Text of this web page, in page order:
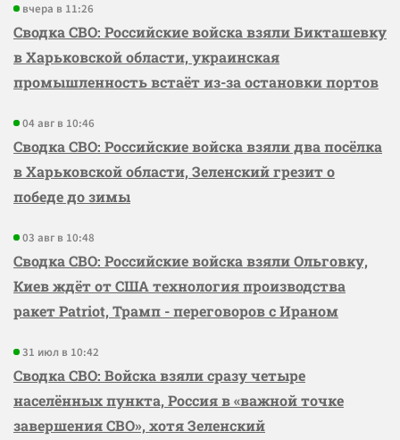
вчера в 11:26
Сводка СВО: Российские войска взяли Бикташевку
в Харьковской области, украинская
промышленность встаёт из-за остановки портов
04 авг в 10:46
Сводка СВО: Российские войска взяли два посёлка
в Харьковской области, Зеленский грезит о
победе до зимы
03 авг в 10:48
Сводка СВО: Российские войска взяли Ольговку,
Киев ждёт от США технология производства
ракет Patriot, Трамп - переговоров с Ираном
31 июл в 10:42
Сводка СВО: Войска взяли сразу четыре
населённых пункта, Россия в «важной точке
завершения СВО», хотя Зеленский